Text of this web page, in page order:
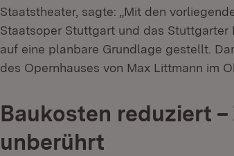
Staatstheater, sagte: „Mit den
Staatsoper Stuttgart und das
auf eine planbare Grundlage gestellt.
des Opernhauses von Max Littmann im
Baukosten reduziert
unberührt